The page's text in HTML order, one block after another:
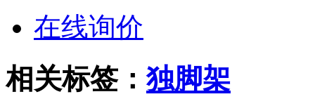
在线询价
相关标签：独脚架